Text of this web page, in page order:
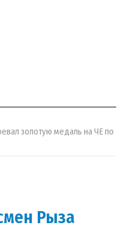
золотую медаль на ЧЕ по
Рыза